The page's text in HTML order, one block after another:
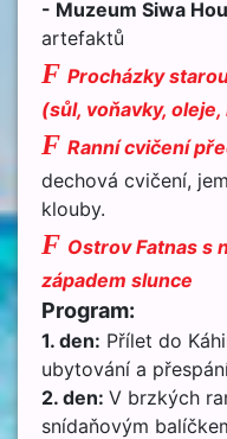
- Muzeum Siwa
artefaktů
F Procházky
(sůl, voňavky,
F Ranní cvičení
dechová cvičení,
klouby.
F Ostrov Fatnas s
západem slunce
Program:
1. den: Přílet do
ubytování a
2. den: V brzkých
snídaňovým